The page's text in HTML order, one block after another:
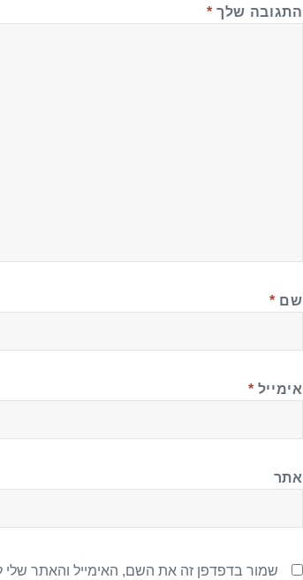
התגובה שלך *
שם *
אימייל *
אתר
שמור בדפדפן זה את השם, האימייל והאתר